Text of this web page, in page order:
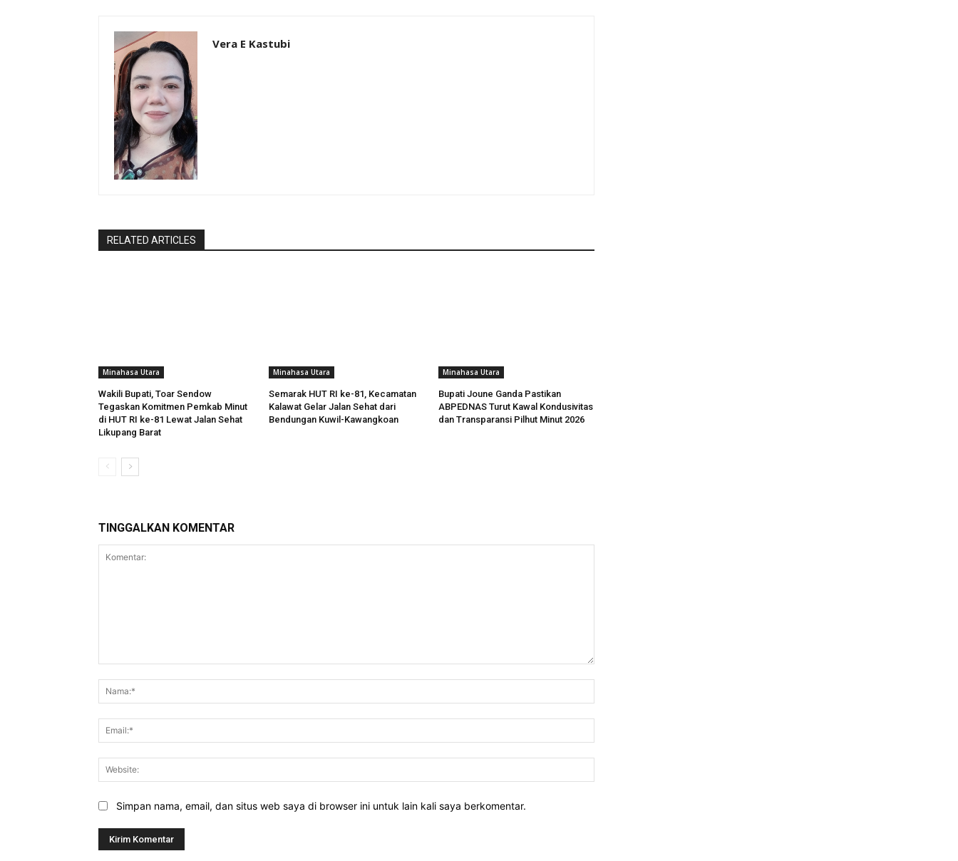
Vera E Kastubi
RELATED ARTICLES
Minahasa Utara
Wakili Bupati, Toar Sendow
Tegaskan Komitmen Pemkab Minut
di HUT RI ke-81 Lewat Jalan Sehat
Likupang Barat
Minahasa Utara
Semarak HUT RI ke-81, Kecamatan
Kalawat Gelar Jalan Sehat dari
Bendungan Kuwil-Kawangkoan
Minahasa Utara
Bupati Joune Ganda Pastikan
ABPEDNAS Turut Kawal Kondusivitas
dan Transparansi Pilhut Minut 2026
TINGGALKAN KOMENTAR
Simpan nama, email, dan situs web saya di browser ini untuk lain kali saya berkomentar.